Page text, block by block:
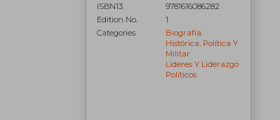
ISBN13
9781616086282
Edition No.
1
Categories
Biografía:
Histórica, Política Y
Militar
Líderes Y Liderazgo
Políticos